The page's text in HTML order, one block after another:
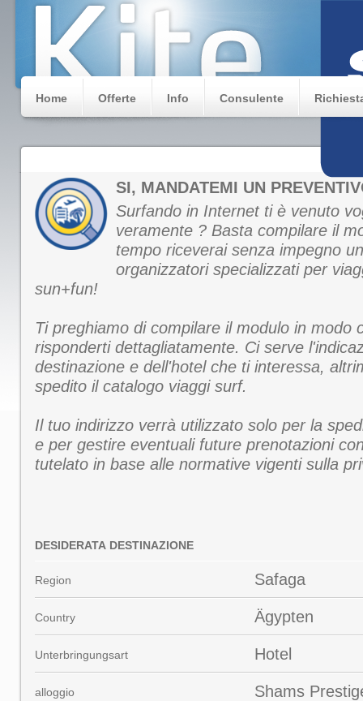
Home Offerte Info Consulente
SI, MANDATEMI UN
Surfando in Internet ti è venuto
veramente ? Basta compilare il
tempo riceverai senza impegno
organizzatori specializzati per
sun+fun!
Ti preghiamo di compilare il modulo in modo
risponderti dettagliatamente. Ci serve
destinazione e dell'hotel che ti interessa,
spedito il catalogo viaggi surf.
Il tuo indirizzo verrà utilizzato solo per la
e per gestire eventuali future prenotazioni
tutelato in base alle normative vigenti sulla
DESIDERATA DESTINAZIONE
Region Safaga
Country Ägypten
Unterbringungsart Hotel
alloggio Shams